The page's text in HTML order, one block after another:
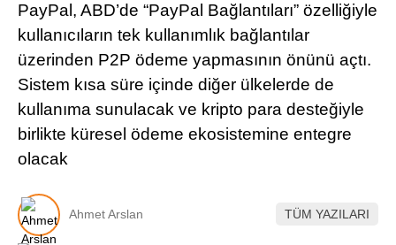
PayPal, ABD’de “PayPal Bağlantıları” özelliğiyle
kullanıcıların tek kullanımlık bağlantılar
üzerinden P2P ödeme yapmasının önünü açtı.
Sistem kısa süre içinde diğer ülkelerde de
kullanıma sunulacak ve kripto para desteğiyle
birlikte küresel ödeme ekosistemine entegre
olacak
Ahmet Arslan TÜM YAZILARI